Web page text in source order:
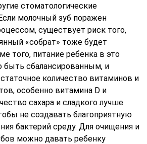
стоматологические
молочный зуб поражен
существует риск того,
«собрат» тоже будет
того, питание ребенка в это
быть сбалансированным, и
количество витаминов и
особенно витамина D и
сахара и сладкого лучше
не создавать благоприятную
бактерий среду. Для очищения и
можно давать ребенку